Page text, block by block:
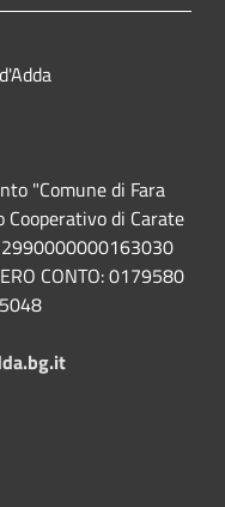
"Comune di Fara
Cooperativo di Carate
CONTO: 0179580